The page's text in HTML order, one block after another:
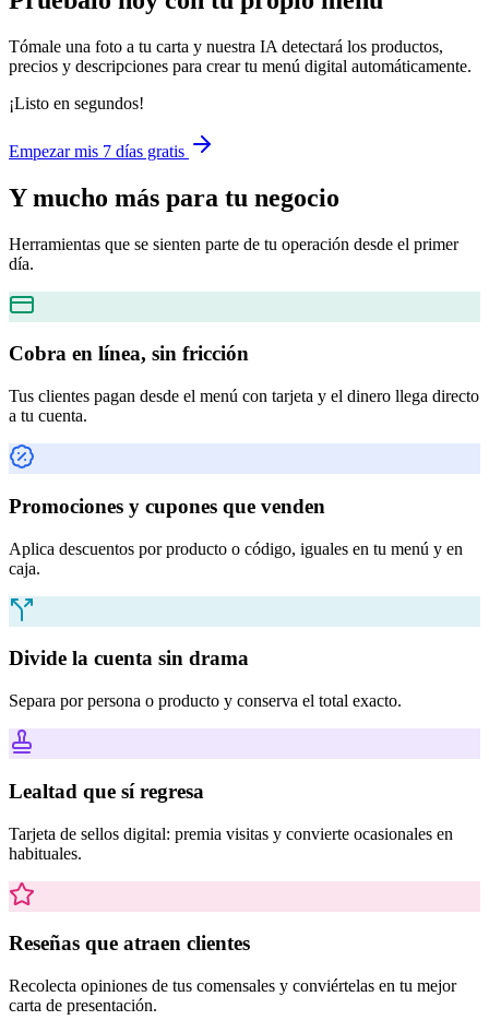
Tómale una foto a tu carta y nuestra IA detectará los productos,
precios y descripciones para crear tu menú digital automáticamente.
¡Listo en segundos!
Empezar mis 7 días gratis
Y mucho más para tu negocio
Herramientas que se sienten parte de tu operación desde el primer
día.
Cobra en línea, sin fricción
Tus clientes pagan desde el menú con tarjeta y el dinero llega directo
a tu cuenta.
Promociones y cupones que venden
Aplica descuentos por producto o código, iguales en tu menú y en
caja.
Divide la cuenta sin drama
Separa por persona o producto y conserva el total exacto.
Lealtad que sí regresa
Tarjeta de sellos digital: premia visitas y convierte ocasionales en
habituales.
Reseñas que atraen clientes
Recolecta opiniones de tus comensales y conviértelas en tu mejor
carta de presentación.